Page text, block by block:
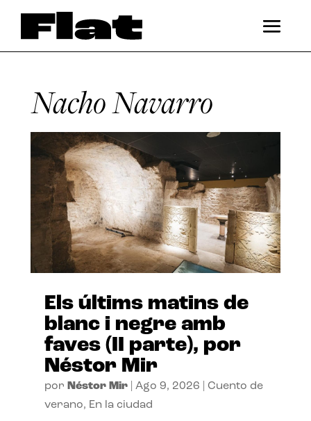
Nacho Navarro
Els últims matins de
blanc i negre amb
faves (II parte), por
Néstor Mir
por Néstor Mir| Ago 9, 2026
Cuento de
verano, En la ciudad